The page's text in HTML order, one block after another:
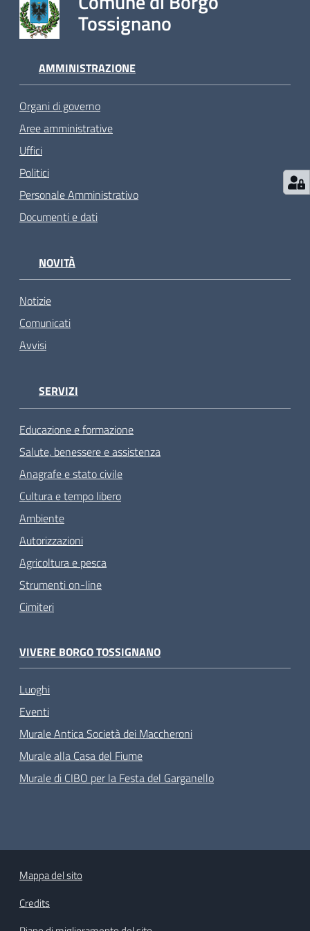
Tossignano
AMMINISTRAZIONE
Organi di governo
Aree amministrative
Uffici
Politici
Personale Amministrativo
Documenti e dati
NOVITÀ
Notizie
Comunicati
Avvisi
SERVIZI
Educazione e formazione
Salute, benessere e assistenza
Anagrafe e stato civile
Cultura e tempo libero
Ambiente
Autorizzazioni
Agricoltura e pesca
Strumenti on-line
Cimiteri
VIVERE BORGO TOSSIGNANO
Luoghi
Eventi
Murale Antica Società dei Maccheroni
Murale alla Casa del Fiume
Murale di CIBO per la Festa del Garganello
Mappa del sito
Credits